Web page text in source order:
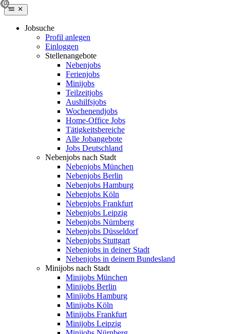
Jobsuche
Profil anlegen
Einloggen
Stellenangebote
Nebenjobs
Ferienjobs
Minijobs
Teilzeitjobs
Aushilfsjobs
Wochenendjobs
Home-Office Jobs
Tätigkeitsbereiche
Alle Jobangebote
Jobs Deutschland
Nebenjobs nach Stadt
Nebenjobs München
Nebenjobs Berlin
Nebenjobs Hamburg
Nebenjobs Köln
Nebenjobs Frankfurt
Nebenjobs Leipzig
Nebenjobs Nürnberg
Nebenjobs Düsseldorf
Nebenjobs Stuttgart
Nebenjobs in deiner Stadt
Nebenjobs in deinem Bundesland
Minijobs nach Stadt
Minijobs München
Minijobs Berlin
Minijobs Hamburg
Minijobs Köln
Minijobs Frankfurt
Minijobs Leipzig